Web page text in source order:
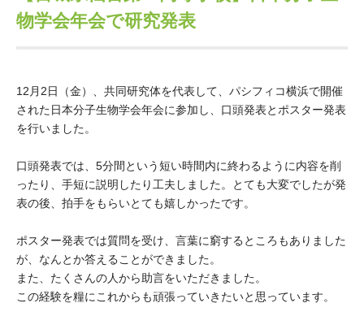
中谷財団40年史
役員・評議員 公開情報
大学院生奨学金
国際学生交流プログラ
ム
科学教育振興助成・
次世代理系人材育成プ
ログラム助成
アクセス よくあるご質問
サイトマップ 中谷財団アーカイブ
日本語
物学会年会で研究発表
12月2日（金）、共同研究体を代表して、パシフィコ横浜で開催
された日本分子生物学会年会に参加し、口頭発表とポスター発表
を行いました。
口頭発表では、5分間という短い時間内に終わるように内容を削
ったり、手短に説明したり工夫しました。とても大変でしたが発
表の後、拍手をもらいとても嬉しかったです。
ポスター発表では質問を受け、言葉に窮するところもありました
が、なんとか答えることができました。
また、たくさんの人から助言をいただきました。
この経験を糧にこれからも頑張っていきたいと思っています。